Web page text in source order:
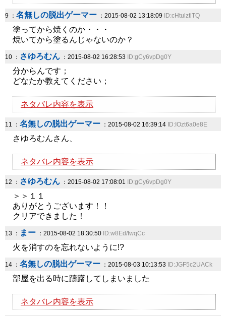
9 ： 名無しの脱出ゲーマー ：2015-08-02 13:18:09 ID:cHtulztlTQ
塗ってから焼くのか・・・
焼いてから塗るんじゃないのか？
10 ： さゆろむん ：2015-08-02 16:28:53 ID:gCy6vpDg0Y
分からんです；
どなたか教えてください；
ネタバレ内容を表示
11 ： 名無しの脱出ゲーマー ：2015-08-02 16:39:14 ID:IOzt6a0e8E
さゆろむんさん、
ネタバレ内容を表示
12 ： さゆろむん ：2015-08-02 17:08:01 ID:gCy6vpDg0Y
＞＞１１
ありがとうございます！！
クリアできました！
13 ： まー ：2015-08-02 18:30:50 ID:w8Ed/fwqCc
火を消すのを忘れないように!?
14 ： 名無しの脱出ゲーマー ：2015-08-03 10:13:53 ID:JGF5c2UACk
部屋を出る時に躊躇してしまいました
ネタバレ内容を表示